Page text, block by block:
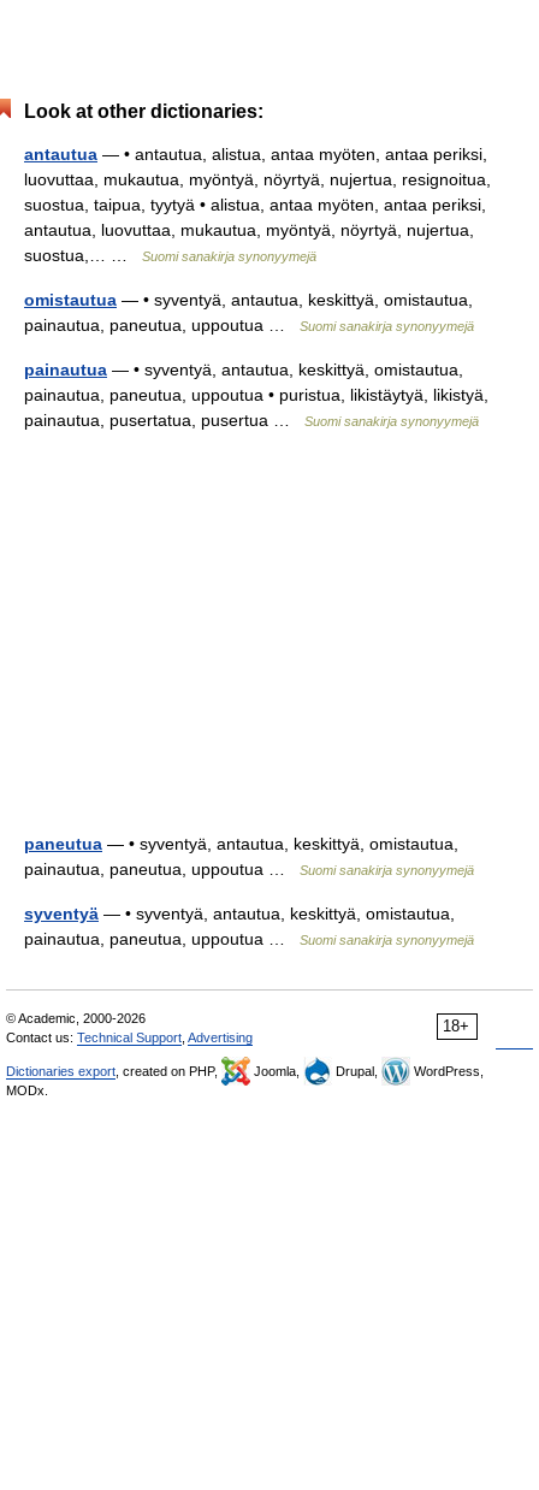
Look at other dictionaries:
antautua — • antautua, alistua, antaa myöten, antaa periksi,
luovuttaa, mukautua, myöntyä, nöyrtyä, nujertua, resignoitua,
suostua, taipua, tyytyä • alistua, antaa myöten, antaa periksi,
antautua, luovuttaa, mukautua, myöntyä, nöyrtyä, nujertua,
suostua,… …
Suomi sanakirja synonyymejä
omistautua — • syventyä, antautua, keskittyä, omistautua,
painautua, paneutua, uppoutua …
Suomi sanakirja synonyymejä
painautua — • syventyä, antautua, keskittyä, omistautua,
painautua, paneutua, uppoutua • puristua, likistäytyä, likistyä,
painautua, pusertatua, pusertua …
Suomi sanakirja synonyymejä
paneutua — • syventyä, antautua, keskittyä, omistautua,
painautua, paneutua, uppoutua …
Suomi sanakirja synonyymejä
syventyä — • syventyä, antautua, keskittyä, omistautua,
painautua, paneutua, uppoutua …
Suomi sanakirja synonyymejä
18+
© Academic, 2000-2026
Contact us: Technical Support Advertising
Dictionaries export , created on PHP, Joomla, Drupal,
WordPress,
MODx.